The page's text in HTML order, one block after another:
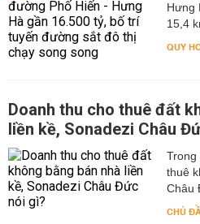
Hưng
15,4
QUY
Doanh thu cho thuê đất
liền kề, Sonadezi Châu
Trong
thuê
Châu
CHỦ